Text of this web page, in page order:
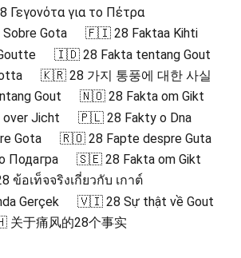
για το Πέτρα
Gota
🇫🇮 28 Faktaa Kihti
🇮🇩 28 Fakta tentang Gout
🇰🇷 28 가지 통풍에 대한 사실
Gout
🇳🇴 28 Fakta om Gikt
Jicht
🇵🇱 28 Fakty o Dna
Gota
🇷🇴 28 Fapte despre Guta
🇸🇪 28 Fakta om Gikt
ข้อเท็จจริงเกี่ยวกับ เกาต์
Gerçek
🇻🇮 28 Sự thật về Gout
于痛风的28个事实